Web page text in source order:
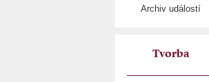
Archiv událostí
Tvorba